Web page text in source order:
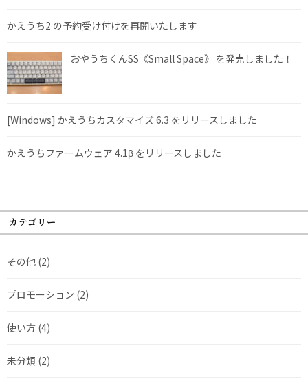
かえうち2 の予約受け付けを再開いたします
おやうちくんSS《Small Space》 を発売しました！
[Windows] かえうちカスタマイズ 6.3 をリリースしました
かえうちファームウェア 4.1β をリリースしました
カテゴリー
その他 (2)
プロモーション (2)
使い方 (4)
未分類 (2)